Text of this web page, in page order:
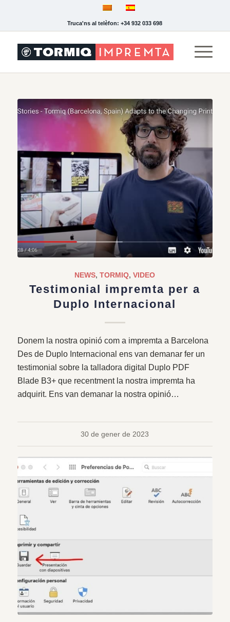
Truca'ns al telèfon: +34 932 033 698
NEWS,TORMIQ,VIDEO
Testimonial impremta per a
Duplo Internacional
Donem la nostra opinió com a impremta a Barcelona
Des de Duplo Internacional ens van demanar fer un
testimonial sobre la talladora digital Duplo PDF
Blade B3+ que recentment la nostra impremta ha
adquirit. Ens van demanar la nostra opinió…
30 de gener de 2023